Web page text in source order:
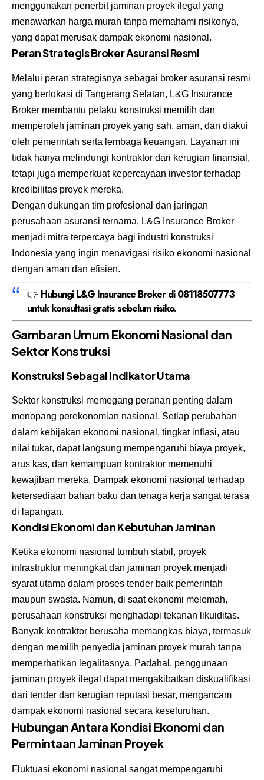
menggunakan penerbit jaminan proyek ilegal yang
menawarkan harga murah tanpa memahami risikonya,
yang dapat merusak dampak ekonomi nasional.
Peran Strategis Broker Asuransi Resmi
Melalui peran strategisnya sebagai broker asuransi resmi
yang berlokasi di Tangerang Selatan, L&G Insurance
Broker membantu pelaku konstruksi memilih dan
memperoleh jaminan proyek yang sah, aman, dan diakui
oleh pemerintah serta lembaga keuangan. Layanan ini
tidak hanya melindungi kontraktor dari kerugian finansial,
tetapi juga memperkuat kepercayaan investor terhadap
kredibilitas proyek mereka.
Dengan dukungan tim profesional dan jaringan
perusahaan asuransi ternama, L&G Insurance Broker
menjadi mitra terpercaya bagi industri konstruksi
Indonesia yang ingin menavigasi risiko ekonomi nasional
dengan aman dan efisien.
👉 Hubungi L&G Insurance Broker di 08118507773
untuk konsultasi gratis sebelum risiko.
Gambaran Umum Ekonomi Nasional dan
Sektor Konstruksi
Konstruksi Sebagai Indikator Utama
Sektor konstruksi memegang peranan penting dalam
menopang perekonomian nasional. Setiap perubahan
dalam kebijakan ekonomi nasional, tingkat inflasi, atau
nilai tukar, dapat langsung mempengaruhi biaya proyek,
arus kas, dan kemampuan kontraktor memenuhi
kewajiban mereka. Dampak ekonomi nasional terhadap
ketersediaan bahan baku dan tenaga kerja sangat terasa
di lapangan.
Kondisi Ekonomi dan Kebutuhan Jaminan
Ketika ekonomi nasional tumbuh stabil, proyek
infrastruktur meningkat dan jaminan proyek menjadi
syarat utama dalam proses tender baik pemerintah
maupun swasta. Namun, di saat ekonomi melemah,
perusahaan konstruksi menghadapi tekanan likuiditas.
Banyak kontraktor berusaha memangkas biaya, termasuk
dengan memilih penyedia jaminan proyek murah tanpa
memperhatikan legalitasnya. Padahal, penggunaan
jaminan proyek ilegal dapat mengakibatkan diskualifikasi
dari tender dan kerugian reputasi besar, mengancam
dampak ekonomi nasional secara keseluruhan.
Hubungan Antara Kondisi Ekonomi dan
Permintaan Jaminan Proyek
Fluktuasi ekonomi nasional sangat mempengaruhi